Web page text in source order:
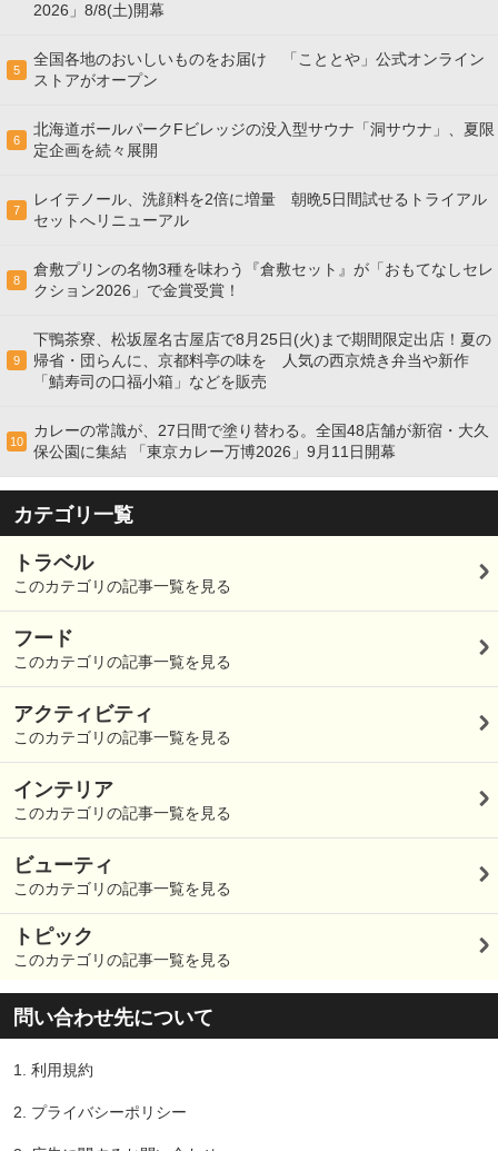
2026」8/8(土)開幕
5
全国各地のおいしいものをお届け 「こととや」公式オンライン
ストアがオープン
6
北海道ボールパークFビレッジの没入型サウナ「洞サウナ」、夏限
定企画を続々展開
7
レイテノール、洗顔料を2倍に増量 朝晩5日間試せるトライアル
セットへリニューアル
8
倉敷プリンの名物3種を味わう『倉敷セット』が「おもてなしセレ
クション2026」で金賞受賞！
9
下鴨茶寮、松坂屋名古屋店で8月25日(火)まで期間限定出店！夏の
帰省・団らんに、京都料亭の味を 人気の西京焼き弁当や新作
「鯖寿司の口福小箱」などを販売
10
カレーの常識が、27日間で塗り替わる。全国48店舗が新宿・大久
保公園に集結 「東京カレー万博2026」9月11日開幕
カテゴリ一覧
トラベル
このカテゴリの記事一覧を見る
フード
このカテゴリの記事一覧を見る
アクティビティ
このカテゴリの記事一覧を見る
インテリア
このカテゴリの記事一覧を見る
ビューティ
このカテゴリの記事一覧を見る
トピック
このカテゴリの記事一覧を見る
問い合わせ先について
1. 利用規約
2. プライバシーポリシー